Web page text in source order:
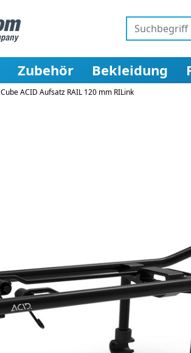
Zubehör Bekleidung
Cube ACID Aufsatz RAIL 120 mm RILink